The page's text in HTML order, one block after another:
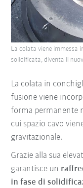
La colata in
fusione viene
forma permanente
cui spazio cavo
gravitazionale.
Grazie alla sua
garantisce un
in fase di
La colata viene immessa
solidificata, diventa il